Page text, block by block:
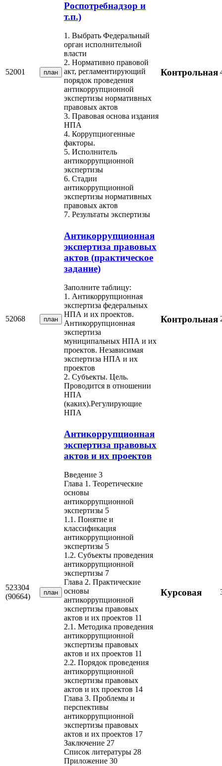
52001 план
Роспотребнадзор и
т.п.)
1. Выбрать Федеральный
орган исполнительной
власти
2. Нормативно правовой
акт, регламентирующий
порядок проведения
антикоррупционной
экспертизы нормативных
правовых актов
3. Правовая основа издания
НПА
4. Коррупциогенные
факторы.
5. Исполнитель
антикоррупционной
экспертизы
6. Стадии
антикоррупционной
экспертизы нормативных
правовых актов
7. Результаты экспертизы
Контрольная
52068 план
Антикоррупционная
экспертиза правовых
актов (практическое
задание)
Заполните таблицу:
1. Антикоррупционная
экспертиза федеральных
НПА и их проектов.
Антикоррупционная
экспертиза
муниципальных НПА и их
проектов. Независимая
экспертиза НПА и их
проектов
2. Субъекты. Цель.
Проводится в отношении
НПА
(каких).Регулирующие
НПА
Контрольная
523304
(90664)
план
Антикоррупционная
экспертиза правовых
актов и их проектов
Введение 3
Глава 1. Теоретические
основы
антикоррупционной
экспертизы 5
1.1. Понятие и
классификация
антикоррупционной
экспертизы 5
1.2. Субъекты проведения
антикоррупционной
экспертизы 7
Глава 2. Практические
основы
антикоррупционной
экспертизы правовых
актов и их проектов 11
2.1. Методика проведения
антикоррупционной
экспертизы правовых
актов и их проектов 11
2.2. Порядок проведения
антикоррупционной
экспертизы правовых
актов и их проектов 14
Глава 3. Проблемы и
перспективы
антикоррупционной
экспертизы правовых
актов и их проектов 17
Заключение 27
Список литературы 28
Приложение 30
Курсовая